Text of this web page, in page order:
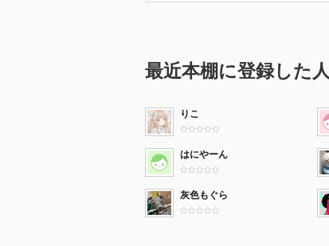
最近本棚に登録した人
りこ
はにやーん
灰色もぐら